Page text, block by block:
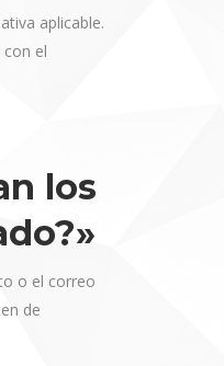
aplicable.
el
los
o el correo
de